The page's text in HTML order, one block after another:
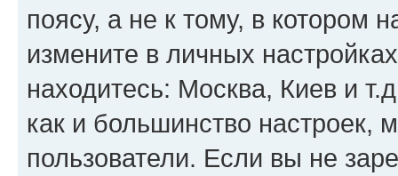
поясу, а не к тому, в котором
измените в личных
находитесь: Москва, Киев и
как и большинство настроек,
пользователи. Если вы не